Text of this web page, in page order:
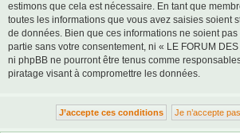
estimons que cela est nécessaire. En tant que
toutes les informations que vous avez saisies soient
de données. Bien que ces informations ne soient
partie sans votre consentement, ni « LE FORUM
ni phpBB ne pourront être tenus comme
piratage visant à compromettre les données.